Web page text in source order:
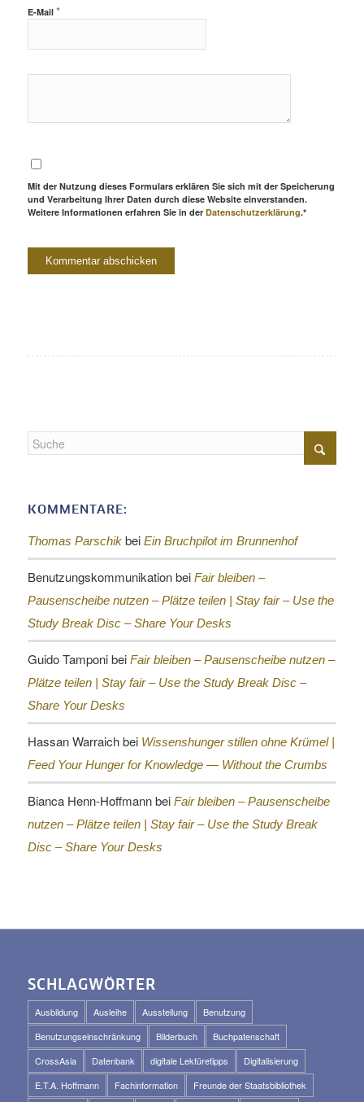
E-Mail *
Mit der Nutzung dieses Formulars erklären Sie sich mit der Speicherung
und Verarbeitung Ihrer Daten durch diese Website einverstanden.
Weitere Informationen erfahren Sie in der Datenschutzerklärung.*
KOMMENTARE:
Thomas Parschikbei Ein Bruchpilot im Brunnenhof
Benutzungskommunikationbei Fair bleiben –
Pausenscheibe nutzen – Plätze teilen | Stay fair – Use the
Study Break Disc – Share Your Desks
Guido Tamponibei Fair bleiben – Pausenscheibe nutzen –
Plätze teilen | Stay fair – Use the Study Break Disc –
Share Your Desks
Hassan Warraichbei Wissenshunger stillen ohne Krümel |
Feed Your Hunger for Knowledge — Without the Crumbs
Bianca Henn-Hoffmannbei Fair bleiben – Pausenscheibe
nutzen – Plätze teilen | Stay fair – Use the Study Break
Disc – Share Your Desks
SCHLAGWÖRTER
Ausbildung Ausleihe Ausstellung
Benutzung
Benutzungseinschränkung
Bilderbuch
Buchpatenschaft
CrossAsia
Datenbank digitale Lektüretipps
Digitalisierung
E.T.A. Hoffmann
Fachinformation
Freunde der Staatsbibliothek